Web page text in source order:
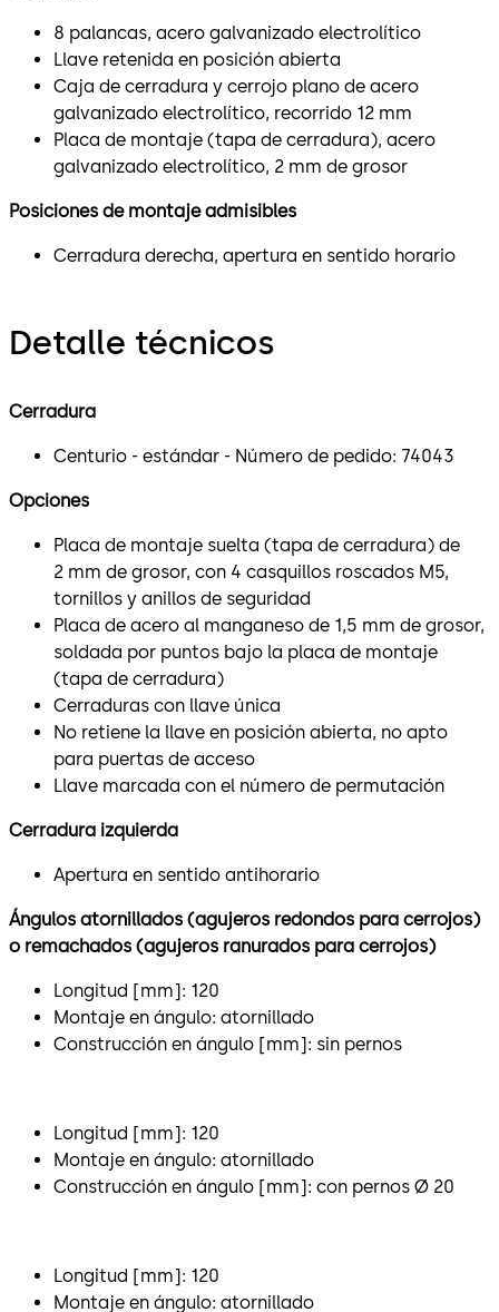
8 palancas, acero galvanizado electrolítico
Llave retenida en posición abierta
Caja de cerradura y cerrojo plano de acero
galvanizado electrolítico, recorrido 12 mm
Placa de montaje (tapa de cerradura), acero
galvanizado electrolítico, 2 mm de grosor
Posiciones de montaje admisibles
Cerradura derecha, apertura en sentido horario
Detalle técnicos
Cerradura
Centurio - estándar - Número de pedido: 74043
Opciones
Placa de montaje suelta (tapa de cerradura) de
2 mm de grosor, con 4 casquillos roscados M5,
tornillos y anillos de seguridad
Placa de acero al manganeso de 1,5 mm de grosor,
soldada por puntos bajo la placa de montaje
(tapa de cerradura)
Cerraduras con llave única
No retiene la llave en posición abierta, no apto
para puertas de acceso
Llave marcada con el número de permutación
Cerradura izquierda
Apertura en sentido antihorario
Ángulos atornillados (agujeros redondos para cerrojos)
o remachados (agujeros ranurados para cerrojos)
Longitud [mm]: 120
Montaje en ángulo: atornillado
Construcción en ángulo [mm]: sin pernos
Longitud [mm]: 120
Montaje en ángulo: atornillado
Construcción en ángulo [mm]: con pernos Ø 20
Longitud [mm]: 120
Montaje en ángulo: atornillado